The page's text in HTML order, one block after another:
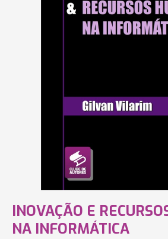
INOVAÇÃO E
NA INFORMÁTICA